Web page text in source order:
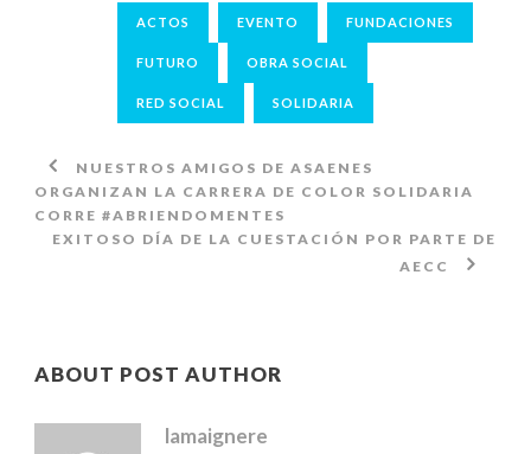
ACTOS EVENTO FUNDACIONES
FUTURO OBRA SOCIAL
RED SOCIAL SOLIDARIA
NUESTROS AMIGOS DE ASAENES
ORGANIZAN LA CARRERA DE COLOR SOLIDARIA
CORRE #ABRIENDOMENTES
EXITOSO DÍA DE LA CUESTACIÓN POR PARTE DE
AECC
ABOUT POST AUTHOR
lamaignere